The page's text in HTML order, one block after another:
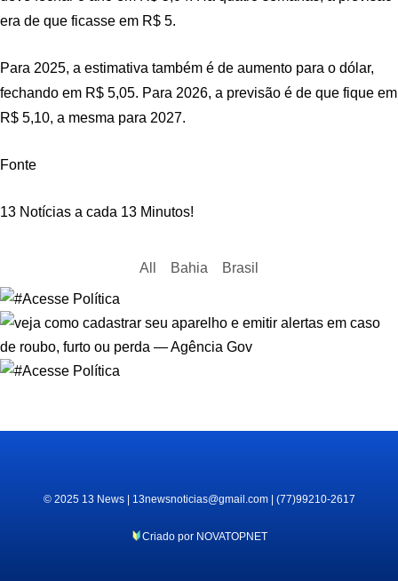
era de que ficasse em R$ 5.
Para 2025, a estimativa também é de aumento para o dólar,
fechando em R$ 5,05. Para 2026, a previsão é de que fique em
R$ 5,10, a mesma para 2027.
Fonte
13 Notícias a cada 13 Minutos!
All Bahia Brasil
© 2025 13 News | 13newsnoticias@gmail.com | (77)99210-2617
Criado por NOVATOPNET